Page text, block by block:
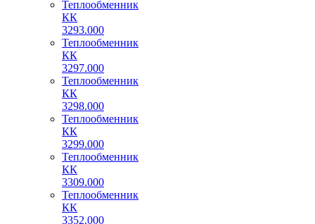
Теплообменник
КК
3293.000
Теплообменник
КК
3297.000
Теплообменник
КК
3298.000
Теплообменник
КК
3299.000
Теплообменник
КК
3309.000
Теплообменник
КК
3352.000